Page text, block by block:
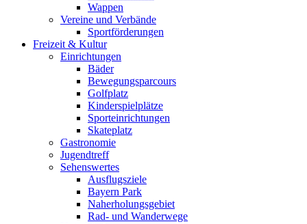
Wappen
Vereine und Verbände
Sportförderungen
Freizeit & Kultur
Einrichtungen
Bäder
Bewegungsparcours
Golfplatz
Kinderspielplätze
Sporteinrichtungen
Skateplatz
Gastronomie
Jugendtreff
Sehenswertes
Ausflugsziele
Bayern Park
Naherholungsgebiet
Rad- und Wanderwege